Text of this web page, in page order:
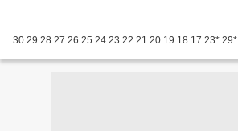
30 29 28 27 26 25 24 23 22 21 20 19 18 17 23* 29*